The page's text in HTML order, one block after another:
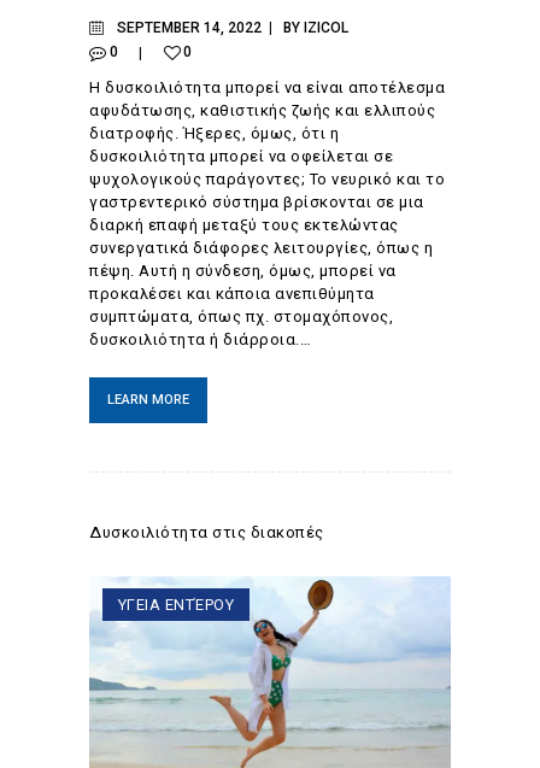
SEPTEMBER 14, 2022 BY IZICOL
0
0
Η δυσκοιλιότητα μπορεί να είναι αποτέλεσμα
αφυδάτωσης, καθιστικής ζωής και ελλιπούς
διατροφής. Ήξερες, όμως, ότι η
δυσκοιλιότητα μπορεί να οφείλεται σε
ψυχολογικούς παράγοντες; Το νευρικό και το
γαστρεντερικό σύστημα βρίσκονται σε μια
διαρκή επαφή μεταξύ τους εκτελώντας
συνεργατικά διάφορες λειτουργίες, όπως η
πέψη. Αυτή η σύνδεση, όμως, μπορεί να
προκαλέσει και κάποια ανεπιθύμητα
συμπτώματα, όπως πχ. στομαχόπονος,
δυσκοιλιότητα ή διάρροια.…
LEARN MORE
Δυσκοιλιότητα στις διακοπές
ΥΓΕΙΑ ΕΝΤΈΡΟΥ